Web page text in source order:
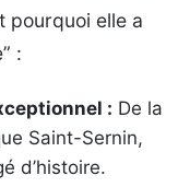
pourquoi elle a
:
: De la
Saint-Sernin,
d’histoire.